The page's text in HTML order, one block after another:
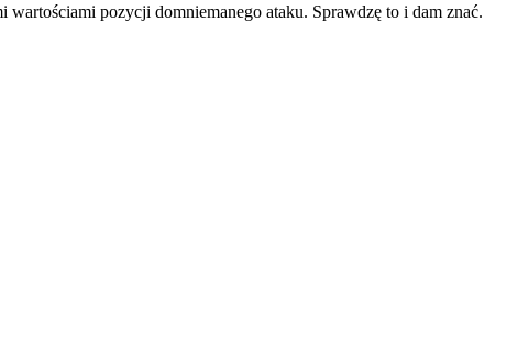
wartościami pozycji domniemanego ataku. Sprawdzę to i dam znać.